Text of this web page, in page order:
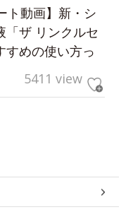
ト動画】新・シ
「ザ リンクルセ
すめの使い方っ
5411 view